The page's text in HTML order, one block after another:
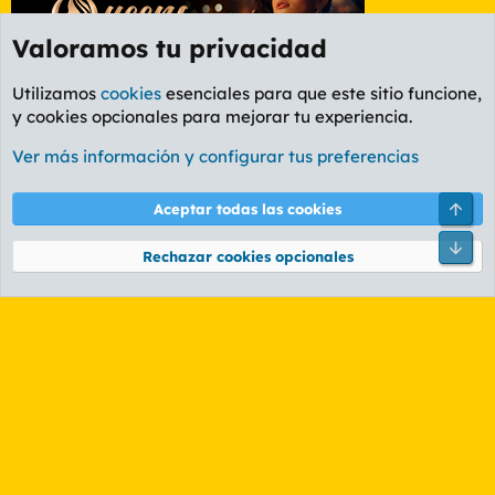
Foro General
Cookies
PL OLDSTYLE AMARILLO
Términos y reglas Política de privacidad Ayuda
Community platform by XenForo® © 2010-2026 XenForo Ltd.
Valoramos tu privacidad
Utilizamos cookies esenciales para que este sitio funcione,
y cookies opcionales para mejorar tu experiencia.
Ver más información y configurar tus preferencias
Aceptar todas las cookies
Rechazar cookies opcionales
Pie